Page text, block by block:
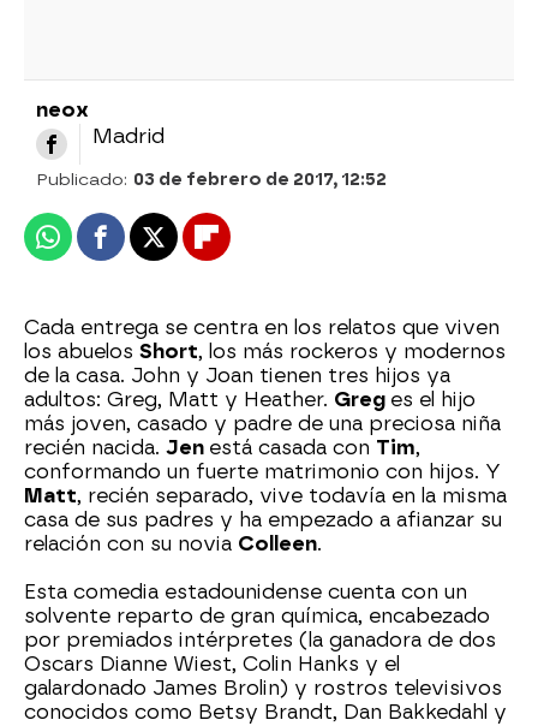
neox
Madrid
Publicado: 03 de febrero de 2017, 12:52
WhatsappFacebook
X Flipboard
Cada entrega se centra en los relatos que viven
los abuelos Short, los más rockeros y modernos
de la casa. John y Joan tienen tres hijos ya
adultos: Greg, Matt y Heather. Greg es el hijo
más joven, casado y padre de una preciosa niña
recién nacida. Jen está casada con Tim,
conformando un fuerte matrimonio con hijos. Y
Matt, recién separado, vive todavía en la misma
casa de sus padres y ha empezado a afianzar su
relación con su novia Colleen.
Esta comedia estadounidense cuenta con un
solvente reparto de gran química, encabezado
por premiados intérpretes (la ganadora de dos
Oscars Dianne Wiest, Colin Hanks y el
galardonado James Brolin) y rostros televisivos
conocidos como Betsy Brandt, Dan Bakkedahl y